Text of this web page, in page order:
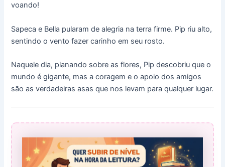
voando!
Sapeca e Bella pularam de alegria na terra firme. Pip riu alto,
sentindo o vento fazer carinho em seu rosto.
Naquele dia, planando sobre as flores, Pip descobriu que o
mundo é gigante, mas a coragem e o apoio dos amigos
são as verdadeiras asas que nos levam para qualquer lugar.